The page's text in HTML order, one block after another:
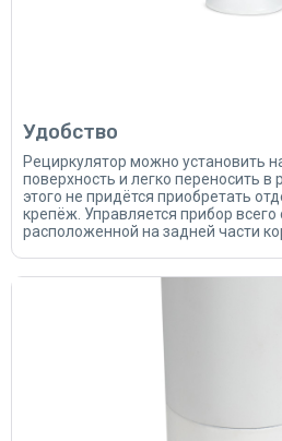
Удобство
Рециркулятор можно установить
поверхность и легко переносить
этого не придётся приобретать
крепёж. Управляется прибор всего
расположенной на задней части